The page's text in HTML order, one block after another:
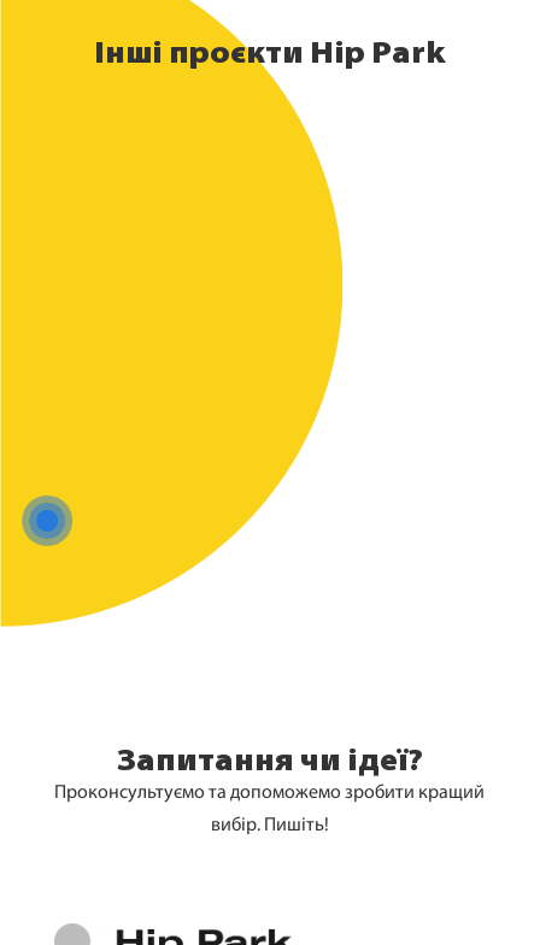
Інші проєкти Hip Park
Запитання чи ідеї?
Проконсультуємо та допоможемо зробити кращий
вибір. Пишіть!